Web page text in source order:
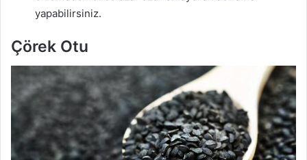
yapabilirsiniz.
Çörek Otu